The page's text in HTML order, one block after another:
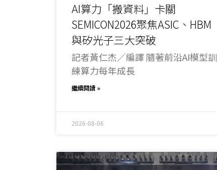
AI算力「搬資料」卡關
SEMICON2026聚焦ASIC、HBM
與矽光子三大突破
記者黃仁杰／編譯 隨著前沿AI模型訓
練算力每年成長
繼續閱讀 »
2026-08-06